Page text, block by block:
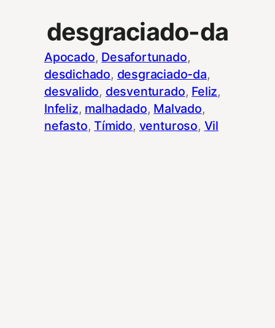
desgraciado-da
Apocado, Desafortunado
desdichado, desgraciado-da
desvalido, desventurado, Feliz
Infeliz, malhadado, Malvado
nefasto, Tímido, venturoso, Vil